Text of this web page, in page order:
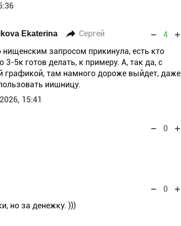
Ekaterina Сергей
4
нищенским запросом прикинула, есть кто
5к готов делать, к примеру. А, так да, с
графикой, там намного дороже выйдет, даже
иишницу.
15:41
0
0
но за денежку. )))